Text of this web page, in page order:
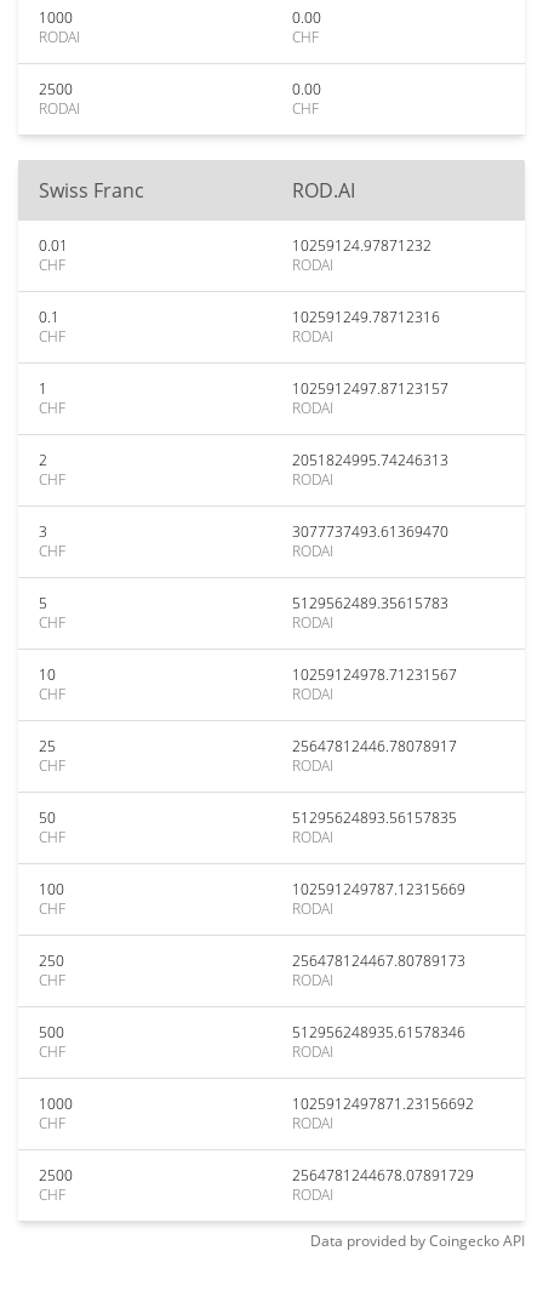
1000
RODAI
0.00
CHF
2500
RODAI
0.00
CHF
Swiss Franc ROD.AI
0.01
CHF
10259124.97871232
RODAI
0.1
CHF
102591249.78712316
RODAI
1
CHF
1025912497.87123157
RODAI
2
CHF
2051824995.74246313
RODAI
3
CHF
3077737493.61369470
RODAI
5
CHF
5129562489.35615783
RODAI
10
CHF
10259124978.71231567
RODAI
25
CHF
25647812446.78078917
RODAI
50
CHF
51295624893.56157835
RODAI
100
CHF
102591249787.12315669
RODAI
250
CHF
256478124467.80789173
RODAI
500
CHF
512956248935.61578346
RODAI
1000
CHF
1025912497871.23156692
RODAI
2500
CHF
2564781244678.07891729
RODAI
Data provided byCoingeckoAPI